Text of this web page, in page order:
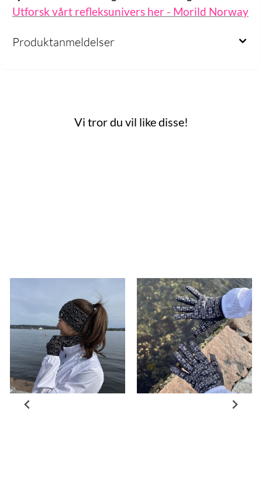
Utforsk vårt refleksunivers her - Morild Norway
Produktanmeldelser
Vi tror du vil like disse!